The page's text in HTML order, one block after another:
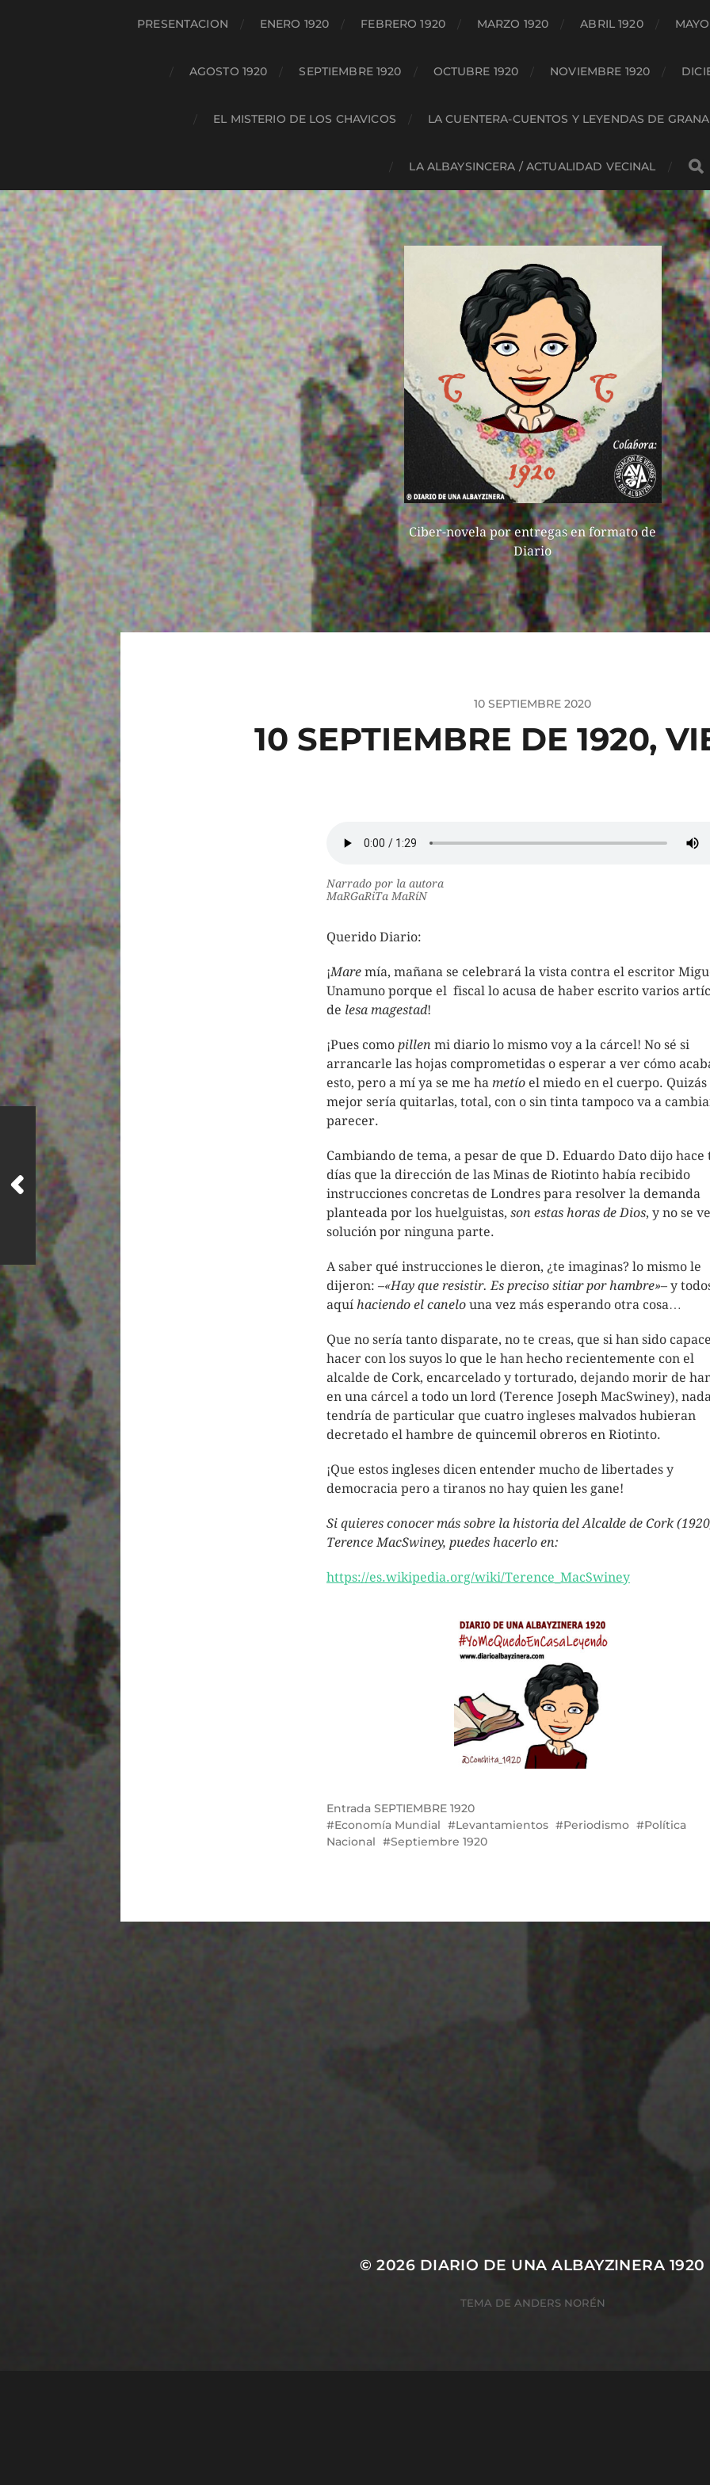
PRESENTACION ENERO 1920 FEBRERO 1920 MARZO 1920 ABRIL 1920
AGOSTO 1920 SEPTIEMBRE 1920 OCTUBRE 1920 NOVIEMBRE 1920
EL MISTERIO DE LOS CHAVICOS LA CUENTERA-CUENTOS Y LEYENDAS DE
LA ALBAYSINCERA / ACTUALIDAD VECINAL
Ciber-novela por entregas en formato de
Diario
10 SEPTIEMBRE 2020
10 SEPTIEMBRE DE 1920,
Narrado por la autora
MaRGaRiTa MaRíN
Querido Diario:
¡Mare mía, mañana se celebrará la vista contra el escritor
Unamuno porque el fiscal lo acusa de haber escrito varios
de lesa magestad!
¡Pues como pillen mi diario lo mismo voy a la cárcel! No sé si
arrancarle las hojas comprometidas o esperar a ver cómo
esto, pero a mí ya se me ha metío el miedo en el cuerpo. Quizás
mejor sería quitarlas, total, con o sin tinta tampoco va a
parecer.
Cambiando de tema, a pesar de que D. Eduardo Dato dijo hace
días que la dirección de las Minas de Riotinto había recibido
instrucciones concretas de Londres para resolver la demanda
planteada por los huelguistas, son estas horas de Dios, y no se ve
solución por ninguna parte.
A saber qué instrucciones le dieron, ¿te imaginas? lo mismo le
dijeron: –«Hay que resistir. Es preciso sitiar por hambre»– y
aquí haciendo el canelo una vez más esperando otra cosa…
Que no sería tanto disparate, no te creas, que si han sido
hacer con los suyos lo que le han hecho recientemente con el
alcalde de Cork, encarcelado y torturado, dejando morir de
en una cárcel a todo un lord (Terence Joseph MacSwiney),
tendría de particular que cuatro ingleses malvados hubieran
decretado el hambre de quincemil obreros en Riotinto.
¡Que estos ingleses dicen entender mucho de libertades y
democracia pero a tiranos no hay quien les gane!
Si quieres conocer más sobre la historia del Alcalde de Cork
Terence MacSwiney, puedes hacerlo en:
https://es.wikipedia.org/wiki/Terence_MacSwiney
Entrada SEPTIEMBRE 1920
Economía Mundial
Levantamientos Periodismo
Política
Nacional
Septiembre 1920
© 2026 DIARIO DE UNA ALBAYZINERA 1920
TEMA DE ANDERS NORÉN